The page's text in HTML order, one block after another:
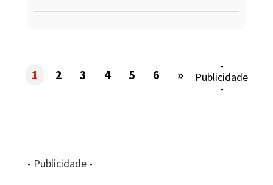
1 2 3 4 5 6 »
-
Publicidade
-
- Publicidade -